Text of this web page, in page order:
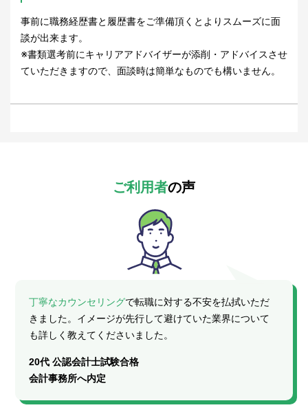
事前に職務経歴書と履歴書をご準備頂くとよりスムーズに面
談が出来ます。
※書類選考前にキャリアアドバイザーが添削・アドバイスさせ
ていただきますので、面談時は簡単なものでも構いません。
ご利用者の声
丁寧なカウンセリングで転職に対する不安を払拭いただ
きました。イメージが先行して避けていた業界について
も詳しく教えてくださいました。
20代 公認会計士試験合格
会計事務所へ内定